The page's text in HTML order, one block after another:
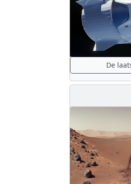
De